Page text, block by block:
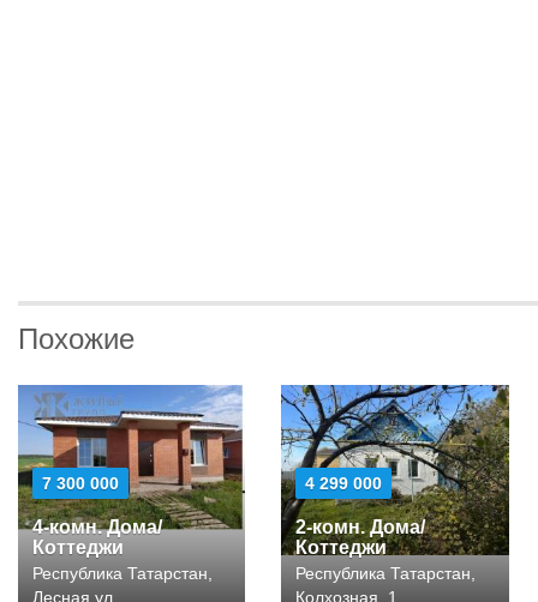
Похожие
7 300 000
4-комн. Дома/
Коттеджи
Республика Татарстан,
Лесная ул
4 299 000
2-комн. Дома/
Коттеджи
Республика Татарстан,
Колхозная, 1